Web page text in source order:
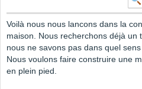
Voilà nous nous lancons dans la
maison. Nous recherchons déjà un
nous ne savons pas dans quel
Nous voulons faire construire une
en plein pied.